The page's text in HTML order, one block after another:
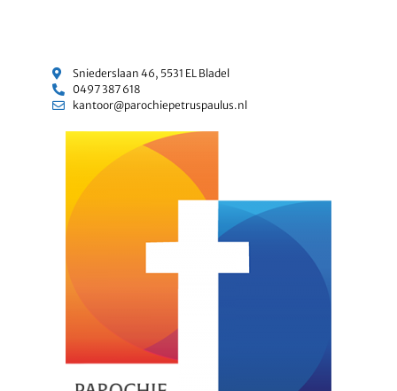
Sniederslaan 46, 5531 EL Bladel
0497 387 618
kantoor@parochiepetruspaulus.nl